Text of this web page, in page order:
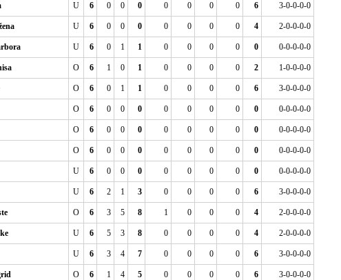
U 6 0 0 0 0 0 0 0 6 3-0-0-0-0
U 6 0 0 0 0 0 0 0 4 2-0-0-0-0
U 6 0 1 1 0 0 0 0 0 0-0-0-0-0
O 6 1 0 1 0 0 0 0 2 1-0-0-0-0
O 6 0 1 1 0 0 0 0 6 3-0-0-0-0
O 6 0 0 0 0 0 0 0 0 0-0-0-0-0
O 6 0 0 0 0 0 0 0 0 0-0-0-0-0
O 6 0 0 0 0 0 0 0 0 0-0-0-0-0
U 6 0 0 0 0 0 0 0 0 0-0-0-0-0
U 6 2 1 3 0 0 0 0 6 3-0-0-0-0
O 6 3 5 8 1 0 0 0 4 2-0-0-0-0
U 6 5 3 8 0 0 0 0 4 2-0-0-0-0
U 6 3 4 7 0 0 0 0 6 3-0-0-0-0
O 6 1 4 5 0 0 0 0 6 3-0-0-0-0